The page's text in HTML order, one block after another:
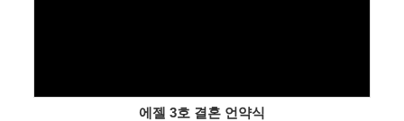
에젤 3호 결혼 언약식